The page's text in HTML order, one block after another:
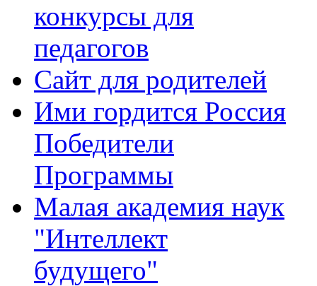
конкурсы для
педагогов
Сайт для родителей
Ими гордится Россия
Победители
Программы
Малая академия наук
"Интеллект
будущего"